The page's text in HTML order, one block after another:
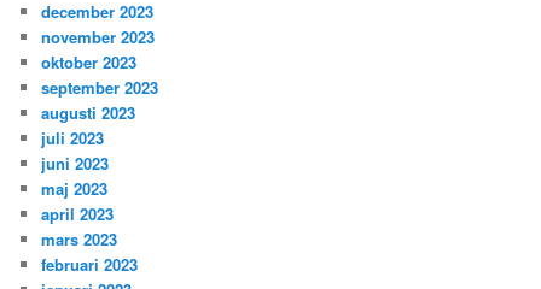
december 2023
november 2023
oktober 2023
september 2023
augusti 2023
juli 2023
juni 2023
maj 2023
april 2023
mars 2023
februari 2023